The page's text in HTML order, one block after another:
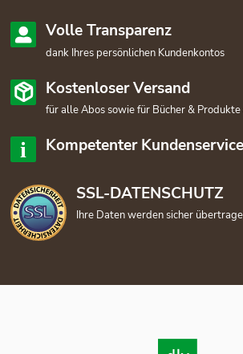
Volle Transparenz
dank Ihres persönlichen Kundenkontos
Kostenloser Versand
für alle Abos sowie für Bücher &
Kompetenter Kundenservice
SSL-DATENSCHUTZ
Ihre Daten werden sicher